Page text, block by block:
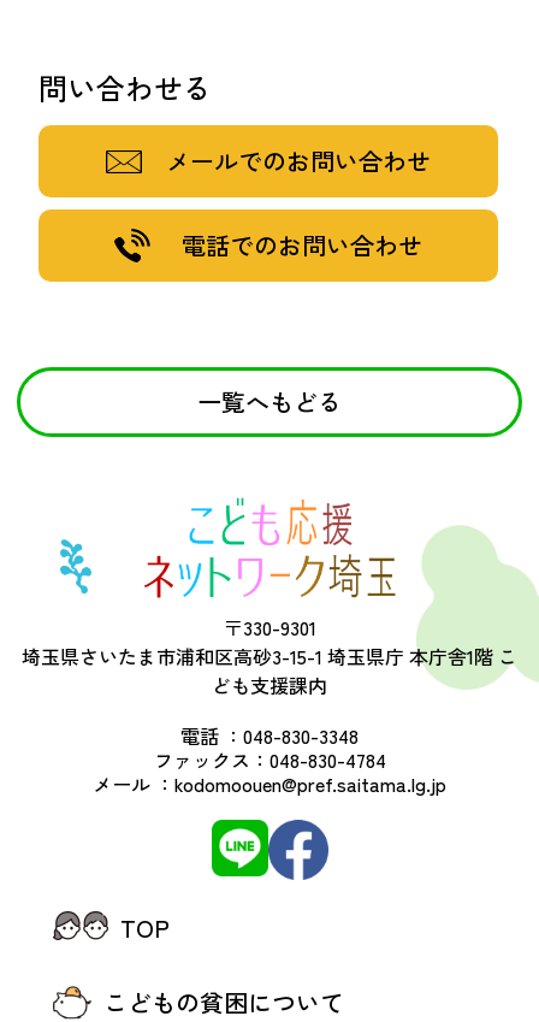
問い合わせる
メールでのお問い合わせ
電話でのお問い合わせ
一覧へもどる
〒330-9301
埼玉県さいたま市浦和区高砂3-15-1 埼玉県庁 本庁舎1階 こ
ども支援課内
電話 ： 048-830-3348
ファックス： 048-830-4784
メール ： kodomoouen@pref.saitama.lg.jp
TOP
こどもの貧困について